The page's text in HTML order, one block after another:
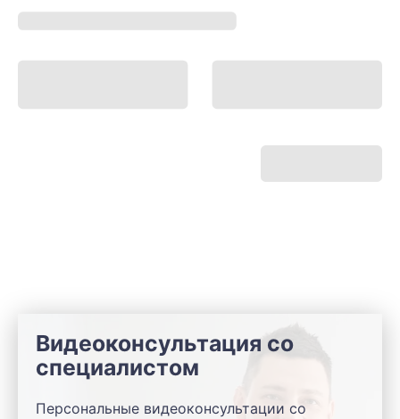
Видеоконсультация со
специалистом
Персональные видеоконсультации со